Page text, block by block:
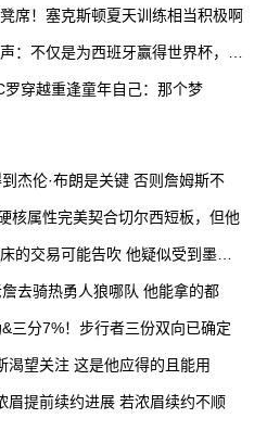
席！塞克斯顿夏天训练相当积极啊
：不仅是为西班牙赢得世界杯，更
穿越重逢童年自己：那个梦
杰伦·布朗是关键 否则詹姆斯不
核属性完美契合切尔西短板，但他
的交易可能告吹 他疑似受到墨西
去骑热勇人狼哪队 他能拿的都
三分7%！步行者三份双向已确定
渴望关注 这是他应得的且能用
眉提前续约进展 若浓眉续约不顺